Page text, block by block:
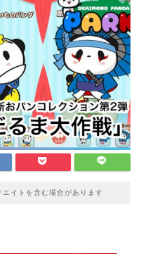
イトを含む場合があります